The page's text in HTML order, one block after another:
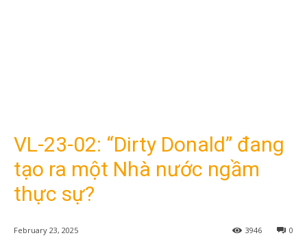
VL-23-02: “Dirty Donald” đang
tạo ra một Nhà nước ngầm
thực sự?
February 23, 2025 0
3946